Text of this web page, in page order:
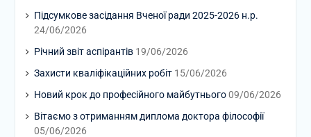
Підсумкове засідання Вченої ради 2025-2026 н.р.
24/06/2026
Річний звіт аспірантів 19/06/2026
Захисти кваліфікаційних робіт 15/06/2026
Новий крок до професійного майбутнього 09/06/2026
Вітаємо з отриманням диплома доктора філософії
05/06/2026